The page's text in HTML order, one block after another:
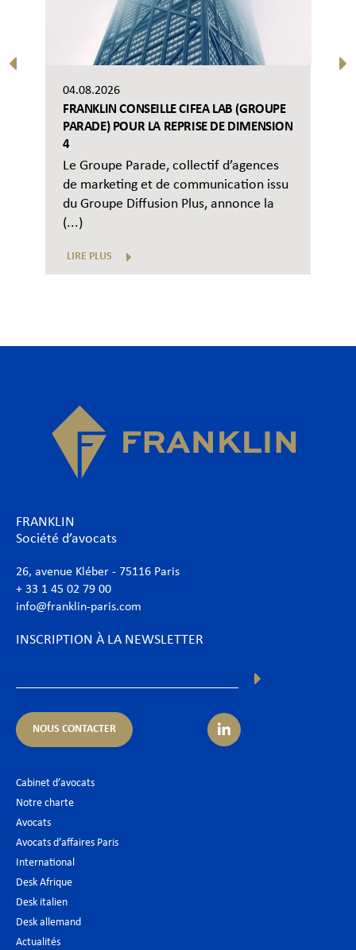
04.08.2026
FRANKLIN CONSEILLE CIFEA LAB (GROUPE
PARADE) POUR LA REPRISE DE DIMENSION
4
Le Groupe Parade, collectif d’agences
de marketing et de communication issu
du Groupe Diffusion Plus, annonce la
(...)
LIRE PLUS
FRANKLIN
Société d’avocats
26, avenue Kléber - 75116 Paris
+ 33 1 45 02 79 00
info@franklin-paris.com
INSCRIPTION À LA NEWSLETTER
NOUS CONTACTER
Cabinet d’avocats
Notre charte
Avocats
Avocats d’affaires Paris
International
Desk Afrique
Desk italien
Desk allemand
Actualités